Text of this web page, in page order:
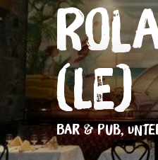
(Le)
BAR & PUB,